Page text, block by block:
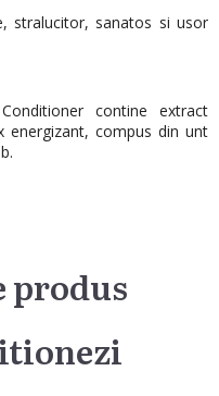
stralucitor, sanatos si usor
contine extract
energizant, compus din unt
produs